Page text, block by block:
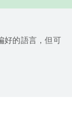
好的語言，但可